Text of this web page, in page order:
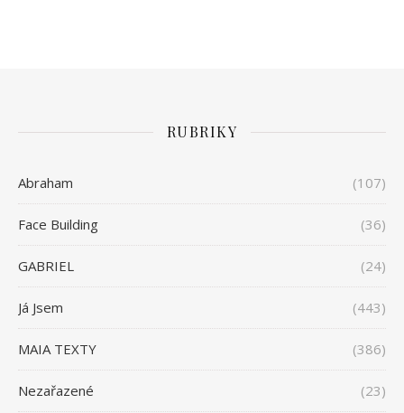
RUBRIKY
Abraham (107)
Face Building (36)
GABRIEL (24)
Já Jsem (443)
MAIA TEXTY (386)
Nezařazené (23)